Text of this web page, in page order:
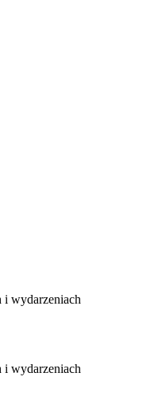
i wydarzeniach
i wydarzeniach